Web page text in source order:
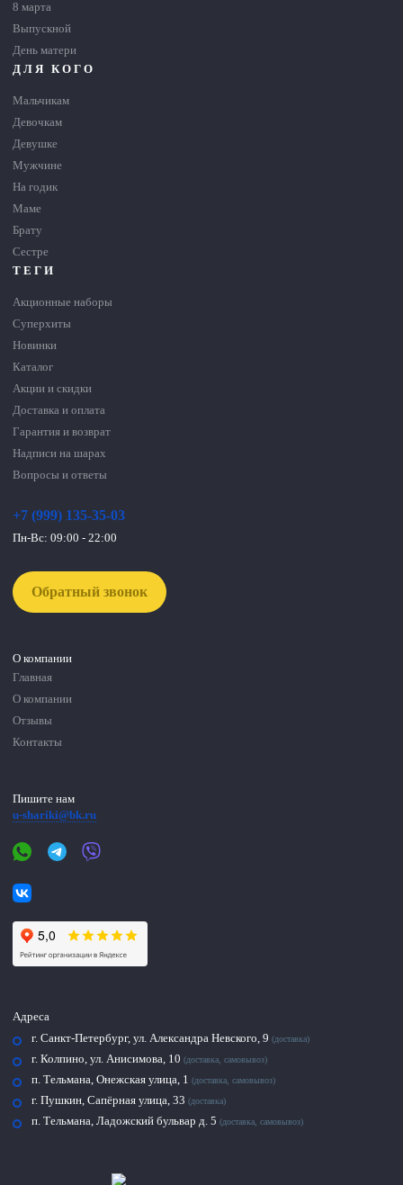
8 марта
Выпускной
День матери
ДЛЯ КОГО
Мальчикам
Девочкам
Девушке
Мужчине
На годик
Маме
Брату
Сестре
ТЕГИ
Акционные наборы
Суперхиты
Новинки
Каталог
Акции и скидки
Доставка и оплата
Гарантия и возврат
Надписи на шарах
Вопросы и ответы
О компании
Главная
О компании
Отзывы
Контакты
Пишите нам
u-shariki@bk.ru
Адреса
г. Санкт-Петербург, ул. Александра Невского, 9 (доставка)
г. Колпино, ул. Анисимова, 10 (доставка, самовывоз)
п. Тельмана, Онежская улица, 1 (доставка, самовывоз)
г. Пушкин, Сапёрная улица, 33 (доставка)
п. Тельмана, Ладожский бульвар д. 5 (доставка, самовывоз)
+7 (999) 135-35-03
Пн-Вс: 09:00 - 22:00
Обратный звонок